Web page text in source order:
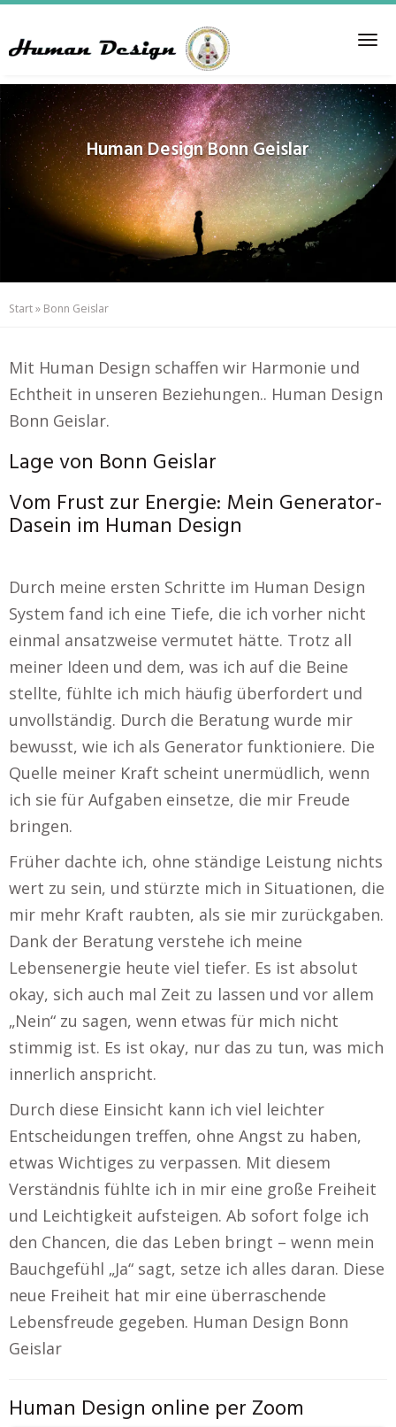
content
Human DesignBonn Geislar
Start» Bonn Geislar
Mit Human Design schaffen wir Harmonie und
Echtheit in unseren Beziehungen.. Human Design
Bonn Geislar.
Lage von Bonn Geislar
Vom Frust zur Energie: Mein Generator-
Dasein im Human Design
Durch meine ersten Schritte im Human Design
System fand ich eine Tiefe, die ich vorher nicht
einmal ansatzweise vermutet hätte. Trotz all
meiner Ideen und dem, was ich auf die Beine
stellte, fühlte ich mich häufig überfordert und
unvollständig. Durch die Beratung wurde mir
bewusst, wie ich als Generator funktioniere. Die
Quelle meiner Kraft scheint unermüdlich, wenn
ich sie für Aufgaben einsetze, die mir Freude
bringen.
Früher dachte ich, ohne ständige Leistung nichts
wert zu sein, und stürzte mich in Situationen, die
mir mehr Kraft raubten, als sie mir zurückgaben.
Dank der Beratung verstehe ich meine
Lebensenergie heute viel tiefer. Es ist absolut
okay, sich auch mal Zeit zu lassen und vor allem
„Nein“ zu sagen, wenn etwas für mich nicht
stimmig ist. Es ist okay, nur das zu tun, was mich
innerlich anspricht.
Durch diese Einsicht kann ich viel leichter
Entscheidungen treffen, ohne Angst zu haben,
etwas Wichtiges zu verpassen. Mit diesem
Verständnis fühlte ich in mir eine große Freiheit
und Leichtigkeit aufsteigen. Ab sofort folge ich
den Chancen, die das Leben bringt – wenn mein
Bauchgefühl „Ja“ sagt, setze ich alles daran. Diese
neue Freiheit hat mir eine überraschende
Lebensfreude gegeben. Human Design Bonn
Geislar
Human Design online per Zoom